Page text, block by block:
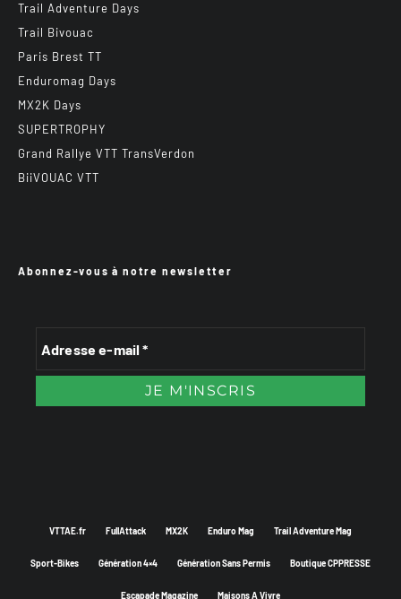
Trail Adventure Days
Trail Bivouac
Paris Brest TT
Enduromag Days
MX2K Days
SUPERTROPHY
Grand Rallye VTT TransVerdon
BiiVOUAC VTT
Abonnez-vous à notre newsletter
VTTAE.fr FullAttack MX2K Enduro Mag Trail Adventure Mag
Sport-Bikes Génération 4×4 Génération Sans Permis Boutique CPPRESSE
Escapade Magazine Maisons A Vivre